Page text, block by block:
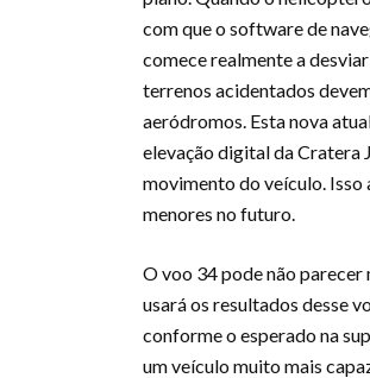
com que o software de
comece realmente a
terrenos acidentados
aeródromos. Esta nova
elevação digital da Cratera
movimento do veículo.
menores no futuro.
O voo 34 pode não
usará os resultados desse
conforme o esperado na
um veículo muito mais